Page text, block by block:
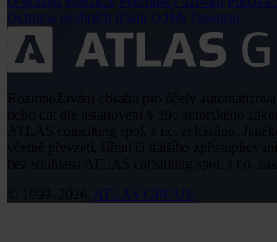
Ochrana osobních údajů Odběr časopisu
včetně převzetí, šíření či dalšího
ATLAS GROUP